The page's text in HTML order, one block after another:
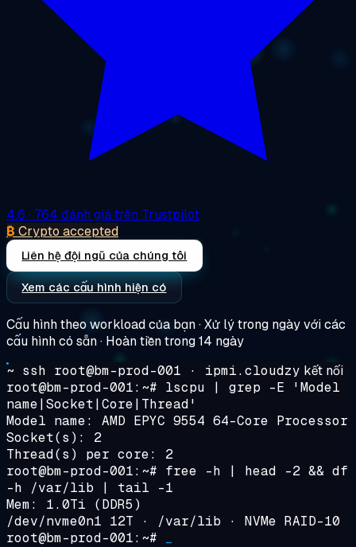
4.6 · 764 đánh giá trên Trustpilot
₿ Crypto accepted
Liên hệ đội ngũ của chúng tôi
Xem các cấu hình hiện có
Cấu hình theo workload của bạn · Xử lý trong ngày với các
cấu hình có sẵn · Hoàn tiền trong 14 ngày
~ ssh root@bm-prod-001 · ipmi.cloudzy kết nối
root@bm-prod-001:~# lscpu | grep -E 'Model
name|Socket|Core|Thread'
Model name: AMD EPYC 9554 64-Core Processor
Socket(s): 2
Thread(s) per core: 2
root@bm-prod-001:~# free -h | head -2 && df
-h /var/lib | tail -1
Mem: 1.0Ti (DDR5)
/dev/nvme0n1 12T · /var/lib · NVMe RAID-10
root@bm-prod-001:~#